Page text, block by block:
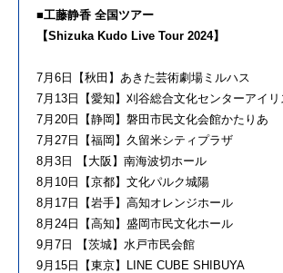
■工藤静香 全国ツアー
【Shizuka Kudo Live Tour 2024】
7月6日【秋田】あきた芸術劇場ミルハス
7月13日【愛知】刈谷総合文化センターアイリ
7月20日【静岡】磐田市民文化会館かたりあ
7月27日【福岡】久留米シティプラザ
8月3日 【大阪】南海波切ホール
8月10日【京都】文化パルク城陽
8月17日【岩手】高知オレンジホール
8月24日【高知】盛岡市民文化ホール
9月7日 【茨城】水戸市民会館
9月15日【東京】LINE CUBE SHIBUYA